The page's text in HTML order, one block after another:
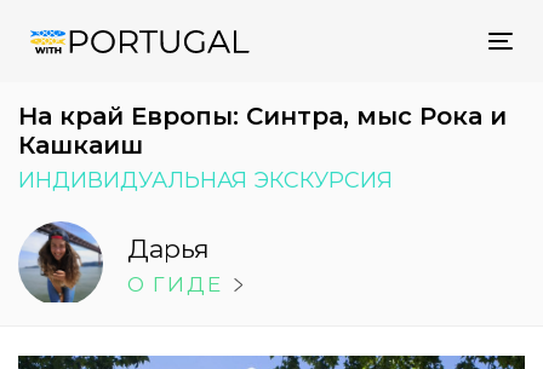
На край Европы: Синтра, мыс Рока и
Кашкаиш
ИНДИВИДУАЛЬНАЯ ЭКСКУРСИЯ
Дарья
O ГИДE